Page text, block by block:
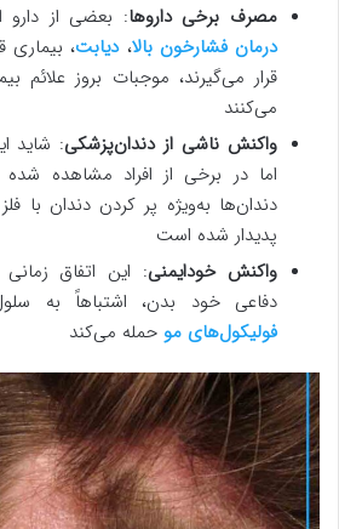
مصرف برخی داروها: بعضی از دارو
درمان فشارخون بالا،دیابت، بیماری
قرار می‌گیرند، موجبات بروز علائم
می‌کنند
واکنش ناشی از دندان‌پزشکی: شاید
اما در برخی از افراد مشاهده
دندان‌ها به‌ویژه پر کردن دندان با
پدیدار شده است
واکنش خودایمنی: این اتفاق
دفاعی خود بدن، اشتباهاً به
فولیکول‌های مو حمله می‌کند